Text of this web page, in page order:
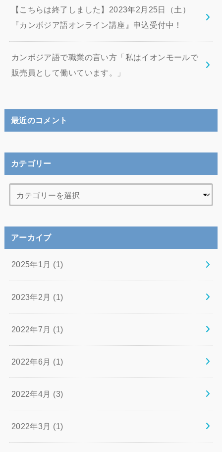
【こちらは終了しました】2023年2月25日（土）
『カンボジア語オンライン講座』申込受付中！
カンボジア語で職業の言い方「私はイオンモールで
販売員として働いています。」
最近のコメント
カテゴリー
アーカイブ
2025年1月 (1)
2023年2月 (1)
2022年7月 (1)
2022年6月 (1)
2022年4月 (3)
2022年3月 (1)